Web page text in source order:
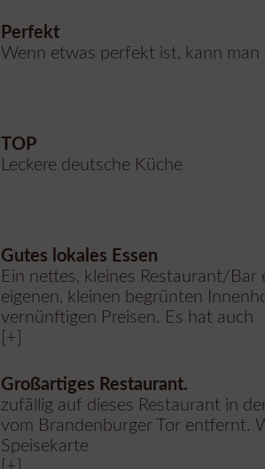
Perfekt
Wenn etwas perfekt ist, kann
TOP
Leckere deutsche Küche
Gutes lokales Essen
Ein nettes, kleines Restaurant/
eigenen, kleinen begrünten
vernünftigen Preisen. Es hat auch
[+]
Großartiges Restaurant.
zufällig auf dieses Restaurant in
vom Brandenburger Tor entfernt.
Speisekarte